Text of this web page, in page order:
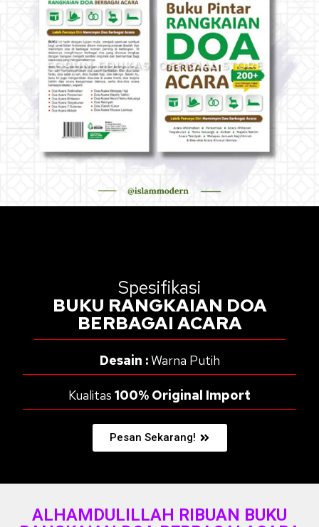
Spesifikasi
BUKU RANGKAIAN DOA
BERBAGAI ACARA
Desain :Warna Putih
Kualitas 100% Original Import
Pesan Sekarang!
ALHAMDULILLAH RIBUAN BUKU